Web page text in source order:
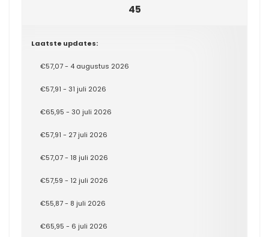
45
Laatste updates:
€57,07 - 4 augustus 2026
€57,91 - 31 juli 2026
€65,95 - 30 juli 2026
€57,91 - 27 juli 2026
€57,07 - 18 juli 2026
€57,59 - 12 juli 2026
€55,87 - 8 juli 2026
€65,95 - 6 juli 2026